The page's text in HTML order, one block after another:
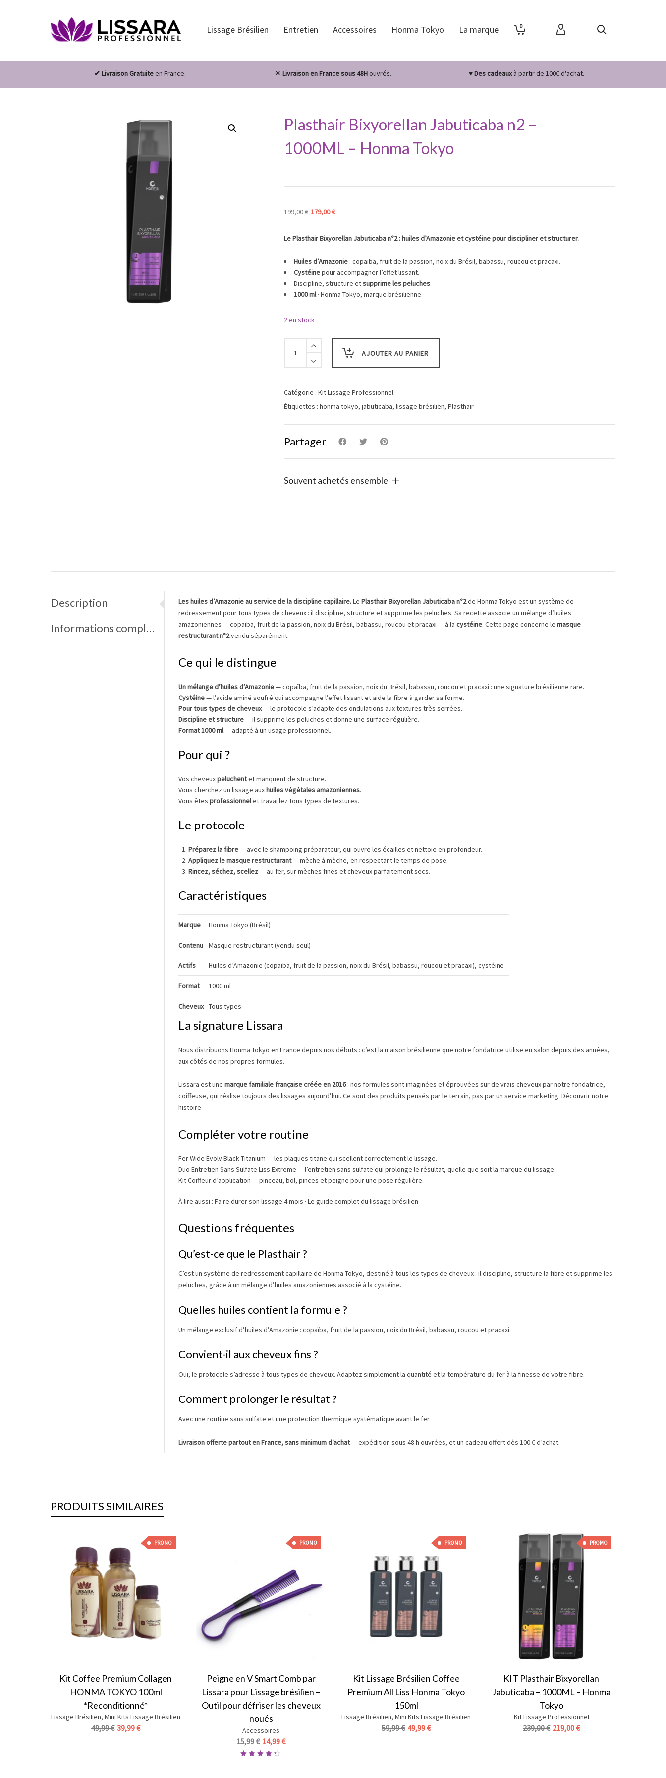
Lissage Brésilien Entretien Accessoires Honma Tokyo La marque 0
✔ Livraison Gratuiteen France. ☀ Livraison en France sous 48Houvrés. ♥ Des cadeauxà partir de 100€ d'achat.
Plasthair Bixyorellan Jabuticaba n2 –
1000ML – Honma Tokyo
199,00€ Le
initial
199,00 €.
179,00€Le
actuel
179,00 €.
Le Plasthair Bixyorellan Jabuticaba n°2 : huiles d’Amazonie et cystéine pour discipliner et structurer.
Huiles d’Amazonie : copaïba, fruit de la passion, noix du Brésil, babassu, roucou et pracaxi.
Cystéinepour accompagner l’effet lissant.
Discipline, structure etsupprime les peluches.
1000 ml· Honma Tokyo, marque brésilienne.
2 en stock
Bixyorellan
Jabuticaba
1000ML
Honma
Tokyo
AJOUTER AU PANIER
Catégorie : Kit Lissage Professionnel
Étiquettes : honma tokyo, jabuticaba, lissage brésilien, Plasthair
Partager
Souvent achetés ensemble
Description
Informations complémentaires
Les huiles d’Amazonie au service de la discipline capillaire.Le Plasthair Bixyorellan Jabuticaba n°2de Honma Tokyo est un système de
redressement pour tous types de cheveux : il discipline, structure et supprime les peluches. Sa recette associe un mélange d’huiles
amazoniennes — copaïba, fruit de la passion, noix du Brésil, babassu, roucou et pracaxi — à la cystéine. Cette page concerne le masque
restructurant n°2vendu séparément.
Ce qui le distingue
Un mélange d’huiles d’Amazonie— copaïba, fruit de la passion, noix du Brésil, babassu, roucou et pracaxi : une signature brésilienne rare.
Cystéine— l’acide aminé soufré qui accompagne l’effet lissant et aide la fibre à garder sa forme.
Pour tous types de cheveux— le protocole s’adapte des ondulations aux textures très serrées.
Discipline et structure— il supprime les peluches et donne une surface régulière.
Format 1000 ml— adapté à un usage professionnel.
Pour qui ?
Vos cheveuxpeluchentet manquent de structure.
Vous cherchez un lissage auxhuiles végétales amazoniennes.
Vous êtes professionnelet travaillez tous types de textures.
Le protocole
Préparez la fibre— avec le shampoing préparateur, qui ouvre les écailles et nettoie en profondeur.
Appliquez le masque restructurant— mèche à mèche, en respectant le temps de pose.
Rincez, séchez, scellez— au fer, sur mèches fines et cheveux parfaitement secs.
Caractéristiques
Marque Honma Tokyo (Brésil)
Contenu Masque restructurant (vendu seul)
Actifs Huiles d’Amazonie (copaïba, fruit de la passion, noix du Brésil, babassu, roucou et pracaxi), cystéine
Format 1000 ml
Cheveux Tous types
La signature Lissara
Nous distribuons Honma Tokyo en France depuis nos débuts : c’est la maison brésilienne que notre fondatrice utilise en salon depuis des années,
aux côtés de nos propres formules.
Lissara est une marque familiale française créée en 2016: nos formules sont imaginées et éprouvées sur de vrais cheveux par notre fondatrice,
coiffeuse, qui réalise toujours des lissages aujourd’hui. Ce sont des produits pensés par le terrain, pas par un service marketing. Découvrir notre
histoire.
Compléter votre routine
Fer Wide Evolv Black Titanium — les plaques titane qui scellent correctement le lissage.
Duo Entretien Sans Sulfate Liss Extreme — l’entretien sans sulfate qui prolonge le résultat, quelle que soit la marque du lissage.
Kit Coiffeur d’application — pinceau, bol, pinces et peigne pour une pose régulière.
À lire aussi : Faire durer son lissage 4 mois · Le guide complet du lissage brésilien
Questions fréquentes
Qu’est-ce que le Plasthair ?
C’est un système de redressement capillaire de Honma Tokyo, destiné à tous les types de cheveux : il discipline, structure la fibre et supprime les
peluches, grâce à un mélange d’huiles amazoniennes associé à la cystéine.
Quelles huiles contient la formule ?
Un mélange exclusif d’huiles d’Amazonie : copaïba, fruit de la passion, noix du Brésil, babassu, roucou et pracaxi.
Convient-il aux cheveux fins ?
Oui, le protocole s’adresse à tous types de cheveux. Adaptez simplement la quantité et la température du fer à la finesse de votre fibre.
Comment prolonger le résultat ?
Avec une routine sans sulfate et une protection thermique systématique avant le fer.
Livraison offerte partout en France, sans minimum d’achat— expédition sous 48 h ouvrées, et un cadeau offert dès 100 € d’achat.
PRODUITS SIMILAIRES
PROMO
Kit Coffee Premium Collagen
HONMA TOKYO 100ml
*Reconditionné*
Lissage Brésilien, Mini Kits Lissage Brésilien
49,99€ Le
39,99€Le
PROMO
Peigne en V Smart Comb par
Lissara pour Lissage brésilien –
Outil pour défriser les cheveux
noués
Accessoires
15,99€ Le
prix
14,99€Le
PROMO
Kit Lissage Brésilien Coffee
Premium All Liss Honma Tokyo
150ml
Lissage Brésilien, Mini Kits Lissage Brésilien
59,99€ Le
49,99€Le
PROMO
KIT Plasthair Bixyorellan
Jabuticaba – 1000ML – Honma
Tokyo
Kit Lissage Professionnel
239,00€ Le
219,00€Le